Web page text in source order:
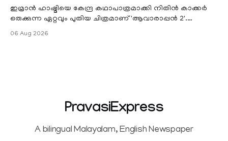
ഇമ്രാൻ ഹാഷ്മിയെ കേന്ദ്ര കഥാപാത്രമാക്കി നിതിൻ കാക്കർ
ഒരുക്കുന്ന ഏറ്റവും പുതിയ ചിത്രമാണ് 'ആവാരാപ്പൻ 2'.
06 Aug 2026
PravasiExpress
A bilingual Malayalam, English Newspaper